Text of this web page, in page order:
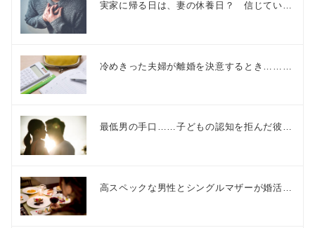
実家に帰る日は、妻の休養日？ 信じてい…
冷めきった夫婦が離婚を決意するとき………
最低男の手口……子どもの認知を拒んだ彼…
高スペックな男性とシングルマザーが婚活…